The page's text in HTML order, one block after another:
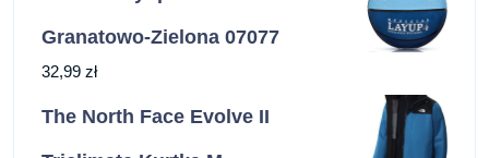
Granatowo-Zielona 07077
32,99 zł
The North Face Evolve II